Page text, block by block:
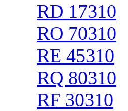
RD 17310
RO 70310
RE 45310
RQ 80310
RF 30310